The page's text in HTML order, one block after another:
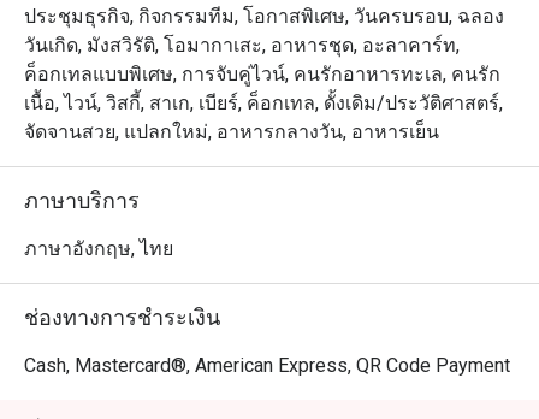
ประชุมธุรกิจ, กิจกรรมทีม, โอกาสพิเศษ, วันครบรอบ, ฉลอง
วันเกิด, มังสวิรัติ, โอมากาเสะ, อาหารชุด, อะลาคาร์ท,
ค็อกเทลแบบพิเศษ, การจับคู่ไวน์, คนรักอาหารทะเล, คนรัก
เนื้อ, ไวน์, วิสกี้, สาเก, เบียร์, ค็อกเทล, ดั้งเดิม/ประวัติศาสตร์,
จัดจานสวย, แปลกใหม่, อาหารกลางวัน, อาหารเย็น
ภาษาบริการ
ภาษาอังกฤษ, ไทย
ช่องทางการชำระเงิน
Cash, Mastercard®, American Express, QR Code Payment